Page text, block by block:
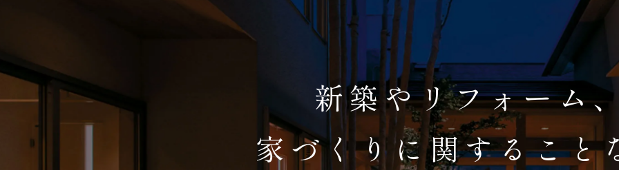
新築やリフォーム
家づくりに関すること